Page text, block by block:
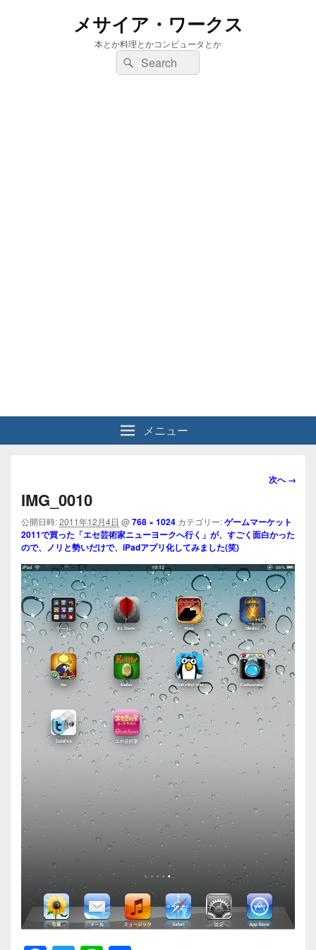
メサイア・ワークス
本とか料理とかコンピュータとか
検
索:
検
索
メニュー
画
ビ
ゲ
シ
ョ
ン
次へ →
IMG_0010
公開日時:2011年12月4日 @768 × 1024 カテゴリー:ゲームマーケット
2011で買った「エセ芸術家ニューヨークへ行く」が、すごく面白かった
ので、ノリと勢いだけで、iPadアプリ化してみました(笑)